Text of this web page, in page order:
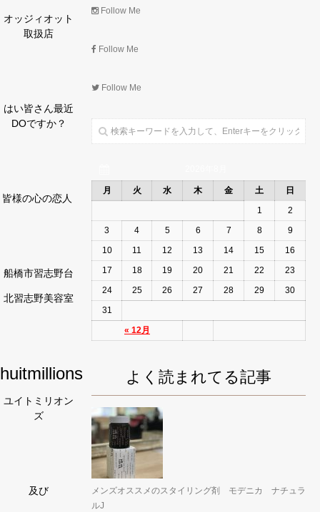
オッジィオット
取扱店
はい皆さん最近
DOですか？
皆様の心の恋人
船橋市習志野台
北習志野美容室
huitmillions
ユイトミリオン
ズ
及び
Follow Me
Follow Me
Follow Me
月 火 水 木 金 土 日
« 12月
1
2
3
4 5 6 7 8
9
10
11 12 13 14 15
16
17
18 19 20 21 22
23
24
25 26 27 28 29
30
31
よく読まれてる記事
メンズオススメのスタイリング剤 モデニカ ナチュラ
ルJ